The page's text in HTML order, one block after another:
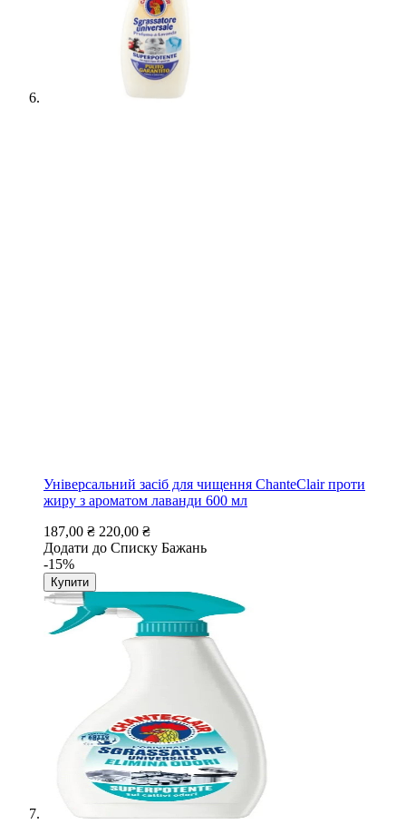
Універсальний засіб для чищення ChanteClair проти
жиру з ароматом лаванди 600 мл
187,00 ₴ 220,00 ₴
Додати до Списку Бажань
-15%
Купити